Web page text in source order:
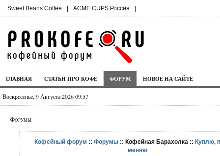
Sweet Beans Coffee | ACME CUPS Россия |
ГЛАВНАЯ СТАТЬИ ПРО КОФЕ ФОРУМ НОВОЕ НА САЙТЕ
Воскресенье, 9 Августа 2026 09:57
Форумы
Кофейный форум :: Форумы :: Кофейная Барахолка :: Куплю,
меняю